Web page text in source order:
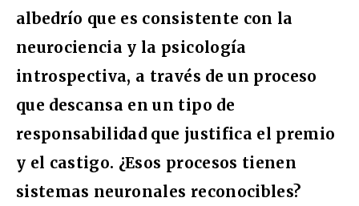
albedrío que es consistente con la
neurociencia y la psicología
introspectiva, a través de un proceso
que descansa en un tipo de
responsabilidad que justifica el premio
y el castigo. ¿Esos procesos tienen
sistemas neuronales reconocibles?